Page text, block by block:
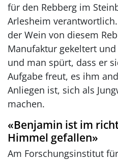
für den Rebberg im
Arlesheim
der Wein von diesem
Manufaktur gekeltert
und man spürt, dass er
Aufgabe freut, es ihm
Anliegen ist, sich als
machen.
«Benjamin ist im
Himmel gefallen»
Am Forschungsinstitut